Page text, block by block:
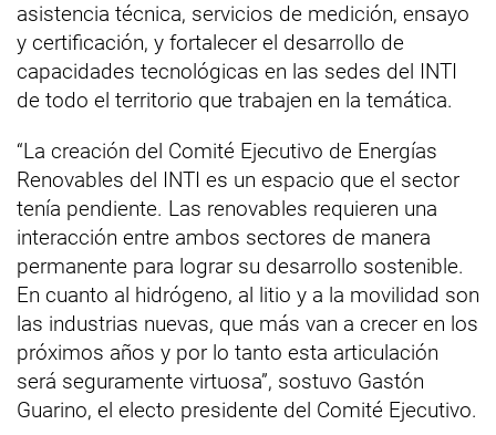
asistencia técnica, servicios de medición, ensayo
y certificación, y fortalecer el desarrollo de
capacidades tecnológicas en las sedes del INTI
de todo el territorio que trabajen en la temática.
“La creación del Comité Ejecutivo de Energías
Renovables del INTI es un espacio que el sector
tenía pendiente. Las renovables requieren una
interacción entre ambos sectores de manera
permanente para lograr su desarrollo sostenible.
En cuanto al hidrógeno, al litio y a la movilidad son
las industrias nuevas, que más van a crecer en los
próximos años y por lo tanto esta articulación
será seguramente virtuosa”, sostuvo Gastón
Guarino, el electo presidente del Comité Ejecutivo.